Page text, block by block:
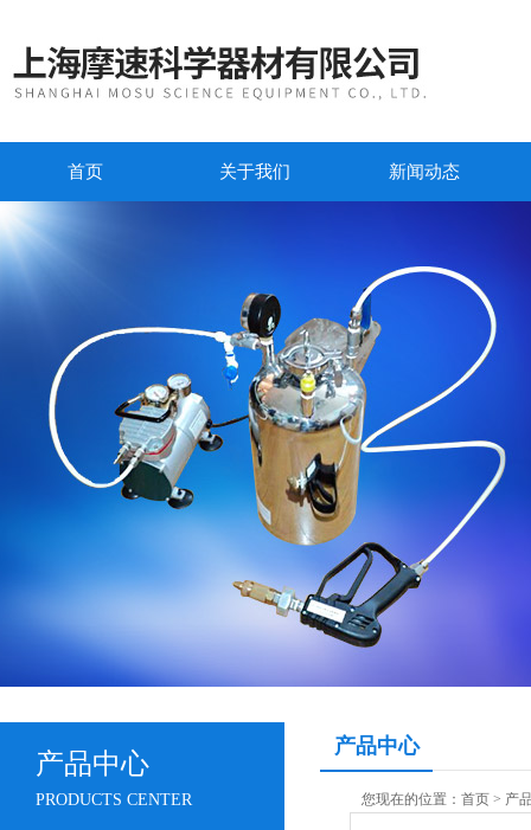
首页 关于我们 新闻动态
产品中心
PRODUCTS CENTER
产品中心
您现在的位置： 首页 > 产